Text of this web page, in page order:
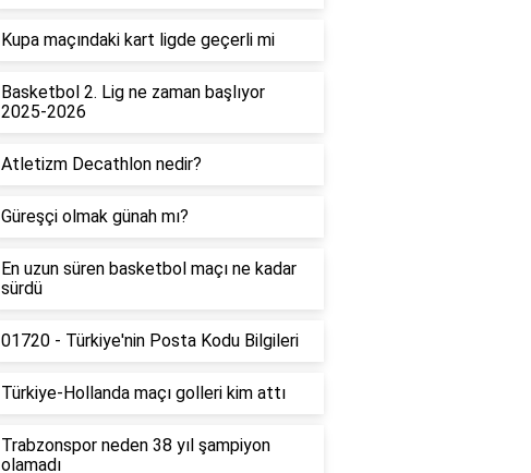
Kupa maçındaki kart ligde geçerli mi
Basketbol 2. Lig ne zaman başlıyor
2025-2026
Atletizm Decathlon nedir?
Güreşçi olmak günah mı?
En uzun süren basketbol maçı ne kadar
sürdü
01720 - Türkiye'nin Posta Kodu Bilgileri
Türkiye-Hollanda maçı golleri kim attı
Trabzonspor neden 38 yıl şampiyon
olamadı